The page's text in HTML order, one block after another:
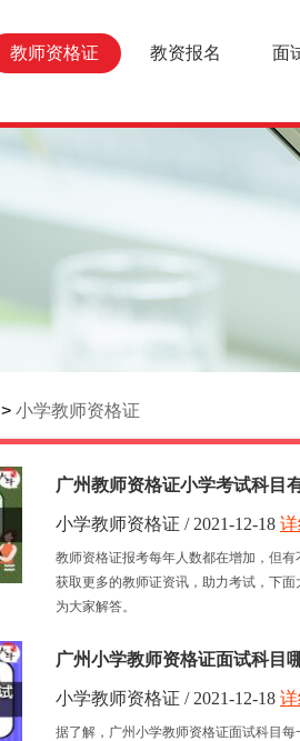
教师资格证 教资报名 面
> 小学教师资格证
广州教师资格证小学考试科目
小学教师资格证 / 2021-12-18
教师资格证报考每年人数都在增加，但
获取更多的教师证资讯，助力考试，下
为大家解答。
广州小学教师资格证面试科目
小学教师资格证 / 2021-12-18
据了解，广州小学教师资格证面试科目